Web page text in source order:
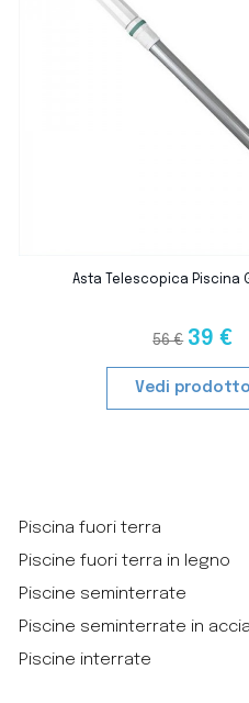
Asta Telescopica Piscina
56 € 39 €
Vedi prodotto
Piscina fuori terra
Piscine fuori terra in legno
Piscine seminterrate
Piscine seminterrate in
Piscine interrate